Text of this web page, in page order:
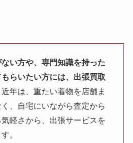
い方や、専門知識を持った
らいたい方には、出張買取
近年は、重たい着物を店舗ま
、自宅にいながら査定から
軽さから、出張サービスを
。